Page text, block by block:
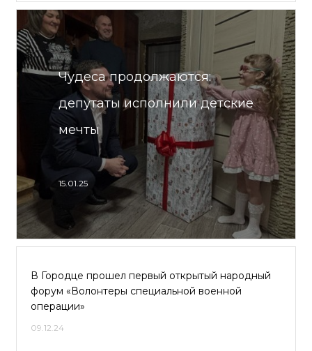
Чудеса продолжаются:
депутаты исполнили детские
мечты
15.01.25
В Городце прошел первый открытый народный
форум «Волонтеры специальной военной
операции»
09.12.24